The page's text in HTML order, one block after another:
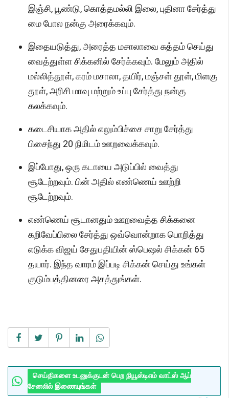
இஞ்சி, பூண்டு, கொத்தமல்லி இலை, புதினா சேர்த்து
மை போல நன்கு அரைக்கவும்.
இதையடுத்து, அரைத்த மசாலாவை சுத்தம் செய்து
வைத்துள்ள சிக்கனில் சேர்க்கவும். மேலும் அதில்
மல்லித்தூள், கரம் மசாலா, தயிர், மஞ்சள் தூள், மிளகு
தூள், அரிசி மாவு மற்றும் உப்பு சேர்த்து நன்கு
கலக்கவும்.
கடைசியாக அதில் எலும்பிச்சை சாறு சேர்த்து
பிசைந்து 20 நிமிடம் ஊறவைக்கவும்.
இப்போது, ஒரு கடாயை அடுப்பில் வைத்து
சூடேற்றவும். பின் அதில் எண்ணெய் ஊற்றி
சூடேற்றவும்.
எண்ணெய் சூடானதும் ஊறவைத்த சிக்கனை
கறிவேப்பிலை சேர்த்து ஒவ்வொன்றாக பொறித்து
எடுக்க விஜய் சேதுபதியின் ஸ்பெஷல் சிக்கன் 65
தயார். இந்த வாரம் இப்படி சிக்கன் செய்து உங்கள்
குடும்பத்தினரை அசத்துங்கள்.
செய்திகளை உடனுக்குடன் பெற நியூஸ்டிஎம் வாட்ஸ் ஆப்
சேனலில் இணையுங்கள்